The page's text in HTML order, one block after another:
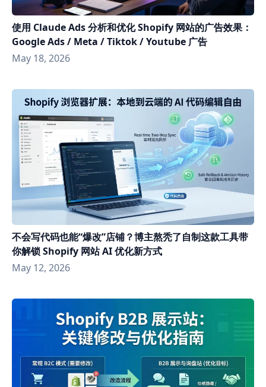
使用 Claude Ads 分析和优化 Shopify 网站的广告效果：
Google Ads / Meta / Tiktok / Youtube 广告
May 18, 2026
不会写代码也能“爆改”店铺？博主熬秃了自制这款工具带
你解锁 Shopify 网站 AI 优化新方式
May 12, 2026